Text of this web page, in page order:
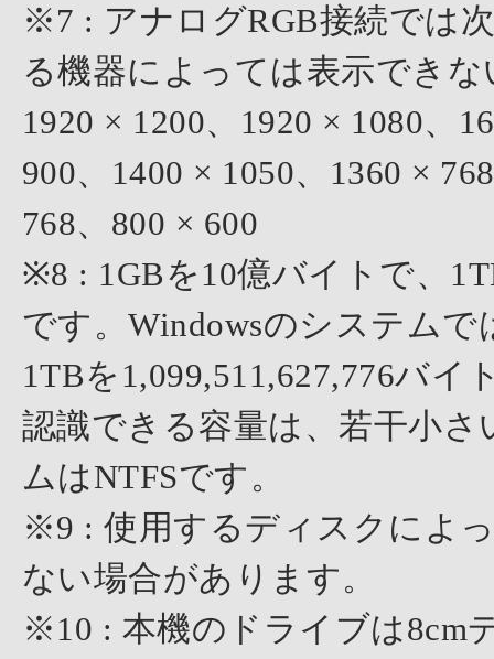
※7 : アナログRGB接続では
る機器によっては表示でき
1920 × 1200、1920 × 1080、
900、1400 × 1050、1360 ×
768、800 × 600
※8 : 1GBを10億バイトで、
です。Windowsのシステムで
1TBを1,099,511,627,776バイ
認識できる容量は、若干小
ムはNTFSです。
※9 : 使用するディスクによ
ない場合があります。
※10 : 本機のドライブは8cm